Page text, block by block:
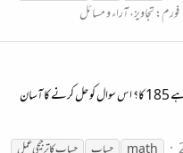
فورم:تجاویز، آراء و مسائل
السلام علیکم ورحمۃ اللہ وبرکاتہ! 170 کتنا فی صد ہے 185 کا؟ اس سوال کو حل کرنے کا آسان